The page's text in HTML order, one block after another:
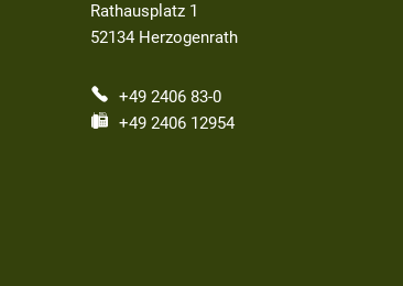
Rathausplatz 1
52134 Herzogenrath
+49 2406 83-0
+49 2406 12954